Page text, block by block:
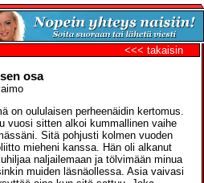
<<< takaisin
osa
on oululaisen perheenäidin kertomus.
vuosi sitten alkoi kummallinen vaihe
Sitä pohjusti kolmen vuoden
mieheni kanssa. Hän oli alkanut
naljailemaan ja tölvimään minua
muiden läsnäollessa. Asia vaivasi